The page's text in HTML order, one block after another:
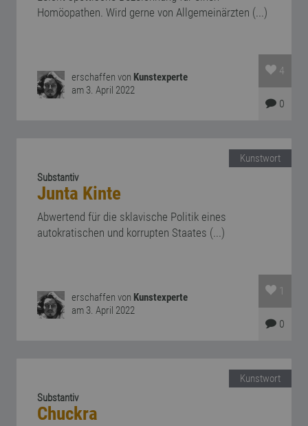
Homöopathen. Wird gerne von Allgemeinärzten (...)
erschaffen von Kunstexperte
am 3. April 2022
4
0
Kunstwort
Substantiv
Junta Kinte
Abwertend für die sklavische Politik eines
autokratischen und korrupten Staates (...)
erschaffen von Kunstexperte
am 3. April 2022
1
0
Kunstwort
Substantiv
Chuckra